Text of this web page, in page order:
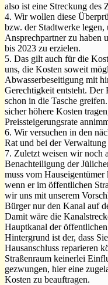
also ist eine Streckung des
4. Wir wollen diese
bzw. der Stadtwerke
Ansprechpartner zu haben
bis 2023 zu erzielen.
5. Das gilt auch für die
uns, die Kosten soweit
Abwasserbeseitigung mit
Gerechtigkeit entsteht. Der
schon in die Tasche
sicher höhere Kosten
Preissteigerungsrate
6. Wir versuchen in den
Rat und bei der Verwaltung
7. Zuletzt weisen wir noch
Benachteiligung der
muss vom
wenn er im öffentlichen
wir uns mit unserem
Bürger nur den Kanal auf
Damit wäre die
Hauptkanal der
Hintergrund ist der, dass
Hausanschluss reparieren
Straßenraum keinerlei
gezwungen, hier eine
Kosten zu beauftragen.